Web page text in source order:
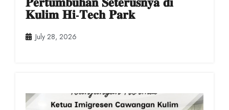
𝐊𝐮𝐥𝐢𝐦 𝐇𝐢-𝐓𝐞𝐜𝐡 𝐏𝐚𝐫𝐤
July 28, 2026